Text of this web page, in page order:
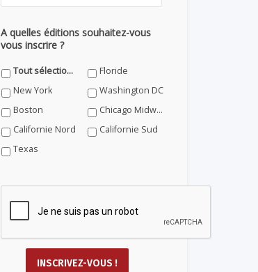
A quelles éditions souhaitez-vous
vous inscrire ?
Tout sélectionner
Floride
New York
Washington DC
Boston
Chicago Midwest
Californie Nord
Californie Sud
Texas